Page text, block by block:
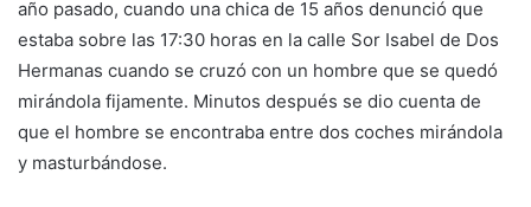
año pasado, cuando una chica de 15 años denunció que
estaba sobre las 17:30 horas en la calle Sor Isabel de Dos
Hermanas cuando se cruzó con un hombre que se quedó
mirándola fijamente. Minutos después se dio cuenta de
que el hombre se encontraba entre dos coches mirándola
y masturbándose.